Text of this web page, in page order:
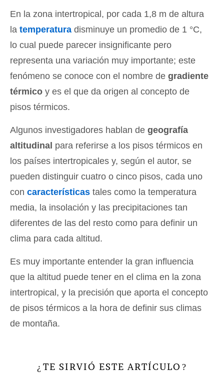
En la zona intertropical, por cada 1,8 m de altura
la temperatura disminuye un promedio de 1 °C,
lo cual puede parecer insignificante pero
representa una variación muy importante; este
fenómeno se conoce con el nombre de gradiente
térmico y es el que da origen al concepto de
pisos térmicos.
Algunos investigadores hablan de geografía
altitudinal para referirse a los pisos térmicos en
los países intertropicales y, según el autor, se
pueden distinguir cuatro o cinco pisos, cada uno
con características tales como la temperatura
media, la insolación y las precipitaciones tan
diferentes de las del resto como para definir un
clima para cada altitud.
Es muy importante entender la gran influencia
que la altitud puede tener en el clima en la zona
intertropical, y la precisión que aporta el concepto
de pisos térmicos a la hora de definir sus climas
de montaña.
¿ TE SIRVIÓ ESTE ARTÍCULO ?